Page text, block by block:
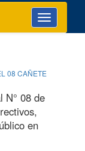
Toggle
navigation
08 CAÑETE
N° 08 de
en